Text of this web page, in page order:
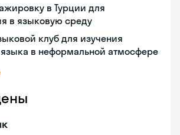
в Турции для
в языковую среду
клуб для изучения
языка в неформальной атмосфере